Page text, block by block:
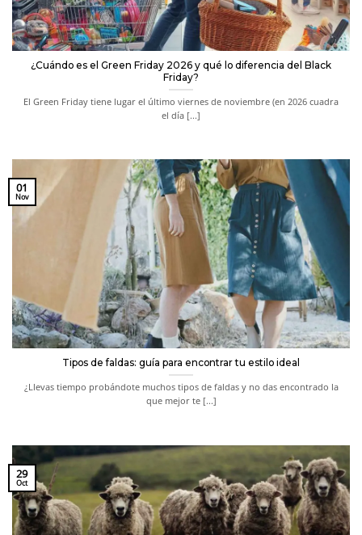
¿Cuándo es el Green Friday 2026 y qué lo diferencia del Black
Friday?
El Green Friday tiene lugar el último viernes de noviembre (en 2026 cuadra
el día [...]
Tipos de faldas: guía para encontrar tu estilo ideal
¿Llevas tiempo probándote muchos tipos de faldas y no das encontrado la
que mejor te [...]
01
Nov
29
Oct